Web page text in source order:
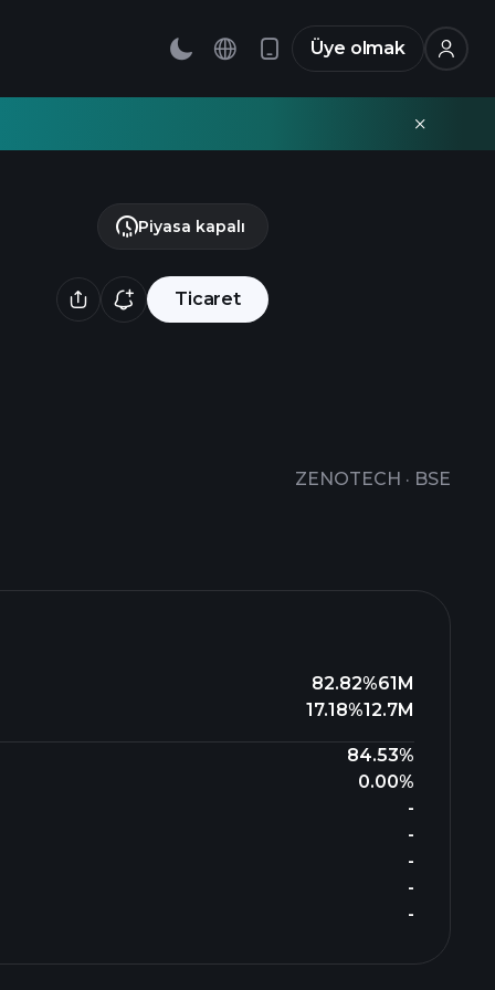
Üye olmak
Ticaret
ZENOTECH · BSE
Piyasa kapalı
82.82%61M
17.18%12.7M
84.53%
0.00%
-
-
-
-
-